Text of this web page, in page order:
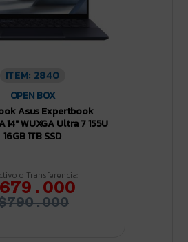
ITEM: 2840
OPEN BOX
Asus Expertbook
14″ WUXGA Ultra 7 155U
16GB 1TB SSD
o Transferencia: